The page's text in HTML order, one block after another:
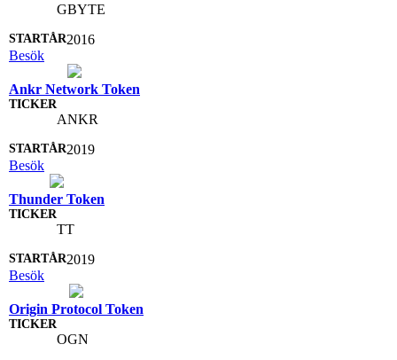
GBYTE
2016
Besök
Ankr Network Token
ANKR
2019
Besök
Thunder Token
TT
2019
Besök
Origin Protocol Token
OGN